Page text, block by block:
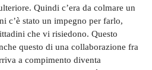
Quindi c’era da colmare un
c’è stato un impegno per farlo,
che vi risiedono. Questo
questo di una collaborazione fra
a compimento diventa